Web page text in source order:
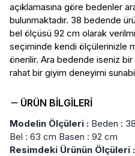
açıklamasına göre bedenler
bulunmaktadır. 38 bedende
bel ölçüsü 92 cm olarak
seçiminde kendi ölçülerinizle
önerilir. Ara bedende iseniz
rahat bir giyim deneyimi
ÜRÜN BILGILERI
Modelin Ölçüleri : Beden :
Bel : 63 cm Basen : 92 cm
Resimdeki Ürünün Ölçüleri :